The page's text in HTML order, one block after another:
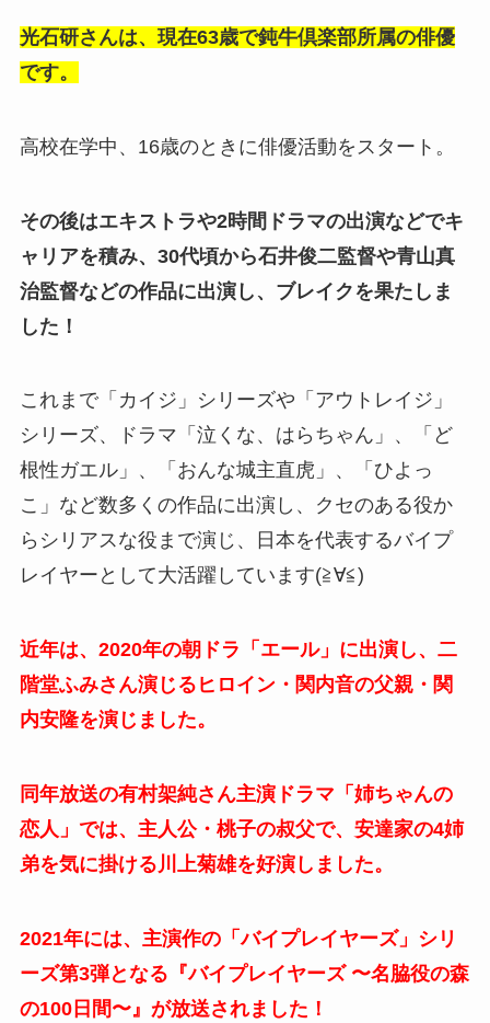
光石研さんは、現在63歳で鈍牛倶楽部所属の俳優
です。
高校在学中、16歳のときに俳優活動をスタート。
その後はエキストラや2時間ドラマの出演などでキ
ャリアを積み、30代頃から石井俊二監督や青山真
治監督などの作品に出演し、ブレイクを果たしま
した！
これまで「カイジ」シリーズや「アウトレイジ」
シリーズ、ドラマ「泣くな、はらちゃん」、「ど
根性ガエル」、「おんな城主直虎」、「ひよっ
こ」など数多くの作品に出演し、クセのある役か
らシリアスな役まで演じ、日本を代表するバイプ
レイヤーとして大活躍しています(≧∀≦)
近年は、2020年の朝ドラ「エール」に出演し、二
階堂ふみさん演じるヒロイン・関内音の父親・関
内安隆を演じました。
同年放送の有村架純さん主演ドラマ「姉ちゃんの
恋人」では、主人公・桃子の叔父で、安達家の4姉
弟を気に掛ける川上菊雄を好演しました。
2021年には、主演作の「バイプレイヤーズ」シリ
ーズ第3弾となる『バイプレイヤーズ 〜名脇役の森
の100日間〜』が放送されました！